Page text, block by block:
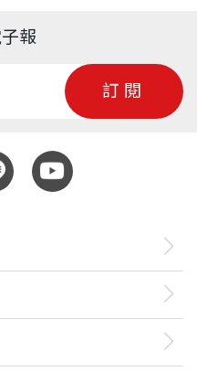
──談倫理教育 周俊吉
界第一；固網電話用戶
版電子圖書六十五萬種，
界矚目，國內生產毛額
○一○年擠下日本，成
公里；公路增長三倍，
和海港的現代化，使得
機場在二○○八世運已
人願景」，那是一場空
論做趨勢預測或數據推
精確』地錯」。國內外
一直出現二種極端看
放中，一邊是看它「即
續成長」。「崩潰論」
經合會人力小組顧問、
、中興大學知識經濟講
問、監察院諮詢委員及
下》雜誌、《遠見》雜
現為「遠見．天下文化
與「財團法人遠見．天
報
訂閱